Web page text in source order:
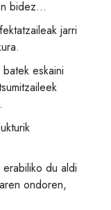
bidez…
jarri
eskaini
du aldi
ondoren,